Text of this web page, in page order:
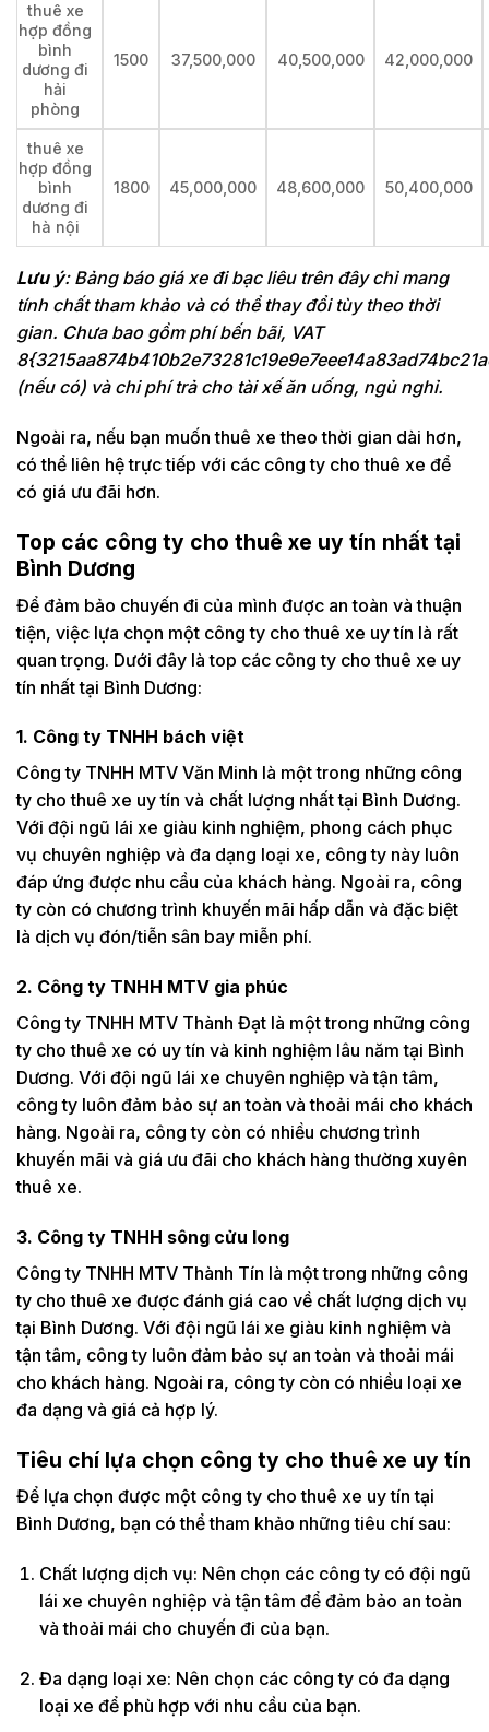
thuê xe
hợp đồng
bình
dương đi
hải
phòng
1500 37,500,000 40,500,000 42,000,000
thuê xe
hợp đồng
bình
dương đi
hà nội
1800 45,000,000 48,600,000 50,400,000
Lưu ý: Bảng báo giá xe đi bạc liêu trên đây chỉ mang
tính chất tham khảo và có thể thay đổi tùy theo thời
gian. Chưa bao gồm phí bến bãi, VAT
(nếu có) và chi phí trả cho tài xế ăn uống, ngủ nghỉ.
Ngoài ra, nếu bạn muốn thuê xe theo thời gian dài hơn,
có thể liên hệ trực tiếp với các công ty cho thuê xe để
có giá ưu đãi hơn.
Top các công ty cho thuê xe uy tín nhất tại
Bình Dương
Để đảm bảo chuyến đi của mình được an toàn và thuận
tiện, việc lựa chọn một công ty cho thuê xe uy tín là rất
quan trọng. Dưới đây là top các công ty cho thuê xe uy
tín nhất tại Bình Dương:
1. Công ty TNHH bách việt
Công ty TNHH MTV Văn Minh là một trong những công
ty cho thuê xe uy tín và chất lượng nhất tại Bình Dương.
Với đội ngũ lái xe giàu kinh nghiệm, phong cách phục
vụ chuyên nghiệp và đa dạng loại xe, công ty này luôn
đáp ứng được nhu cầu của khách hàng. Ngoài ra, công
ty còn có chương trình khuyến mãi hấp dẫn và đặc biệt
là dịch vụ đón/tiễn sân bay miễn phí.
2. Công ty TNHH MTV gia phúc
Công ty TNHH MTV Thành Đạt là một trong những công
ty cho thuê xe có uy tín và kinh nghiệm lâu năm tại Bình
Dương. Với đội ngũ lái xe chuyên nghiệp và tận tâm,
công ty luôn đảm bảo sự an toàn và thoải mái cho khách
hàng. Ngoài ra, công ty còn có nhiều chương trình
khuyến mãi và giá ưu đãi cho khách hàng thường xuyên
thuê xe.
3. Công ty TNHH sông cửu long
Công ty TNHH MTV Thành Tín là một trong những công
ty cho thuê xe được đánh giá cao về chất lượng dịch vụ
tại Bình Dương. Với đội ngũ lái xe giàu kinh nghiệm và
tận tâm, công ty luôn đảm bảo sự an toàn và thoải mái
cho khách hàng. Ngoài ra, công ty còn có nhiều loại xe
đa dạng và giá cả hợp lý.
Tiêu chí lựa chọn công ty cho thuê xe uy tín
Để lựa chọn được một công ty cho thuê xe uy tín tại
Bình Dương, bạn có thể tham khảo những tiêu chí sau:
Chất lượng dịch vụ: Nên chọn các công ty có đội ngũ
lái xe chuyên nghiệp và tận tâm để đảm bảo an toàn
và thoải mái cho chuyến đi của bạn.
Đa dạng loại xe: Nên chọn các công ty có đa dạng
loại xe để phù hợp với nhu cầu của bạn.